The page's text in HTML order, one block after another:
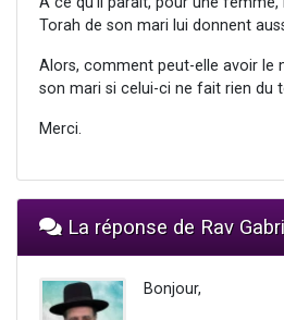
Torah de son mari lui donnent
Alors, comment peut-elle avoir le
son mari si celui-ci ne fait rien du
Merci.
La réponse de Rav
Bonjour,